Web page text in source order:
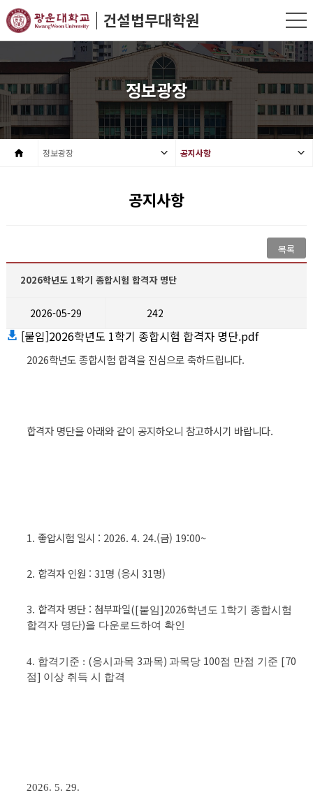
정보광장
정보광장 공지사항
공지사항
목록
2026학년도 1학기 종합시험 합격자 명단
2026-05-29 242
[붙임]2026학년도 1학기 종합시험 합격자 명단.pdf
2026학년도 종합시험 합격을 진심으로 축하드립니다.
합격자 명단을 아래와 같이 공지하오니 참고하시기 바랍니다.
1. 좋압시험 일시 : 2026. 4. 24.(금) 19:00~
2. 합격자 인원 : 31명 (응시 31명)
3. 합격자 명단 : 첨부파일([붙임]2026학년도 1학기 종합시험
합격자 명단)을 다운로드하여 확인
4. 합격기준 : (응시과목 3과목) 과목당 100점 만점 기준 [70
점] 이상 취득 시 합격
2026. 5. 29.